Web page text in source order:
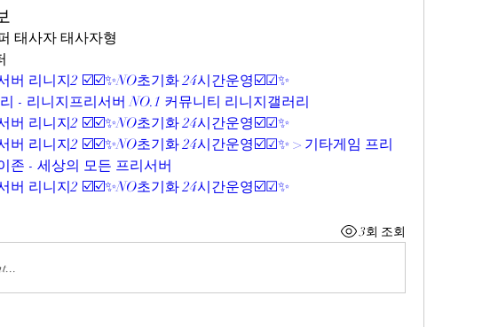
태사자 태사자형
버 리니지2 ☑️☑️✨NO초기화 24시간운영☑️☑✨
- 리니지프리서버 NO.1 커뮤니티 리니지갤러리
버 리니지2 ☑️☑️✨NO초기화 24시간운영☑️☑✨
버 리니지2 ☑️☑️✨NO초기화 24시간운영☑️☑✨ > 기타게임 프리
존 - 세상의 모든 프리서버
버 리니지2 ☑️☑️✨NO초기화 24시간운영☑️☑✨
3회 조회